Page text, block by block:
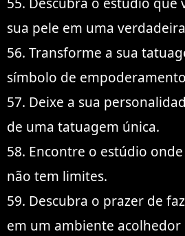
sua pele em uma
56. Transforme a sua
símbolo de
57. Deixe a sua
de uma tatuagem única.
58. Encontre o estúdio
não tem limites.
59. Descubra o prazer de
em um ambiente acolhedor